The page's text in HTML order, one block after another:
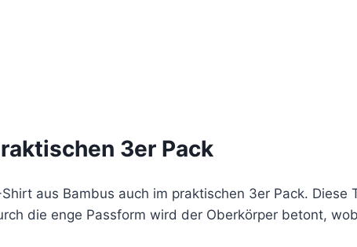
3er Pack
aus Bambus auch im praktischen 3er Pack.
die enge Passform wird der Oberkörper betont,